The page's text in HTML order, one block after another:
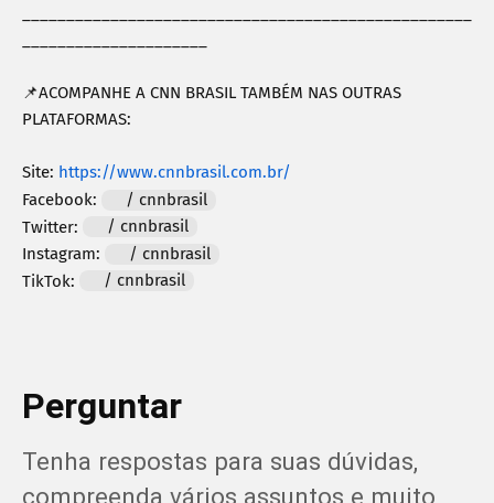
📌ACOMPANHE A CNN BRASIL TAMBÉM NAS OUTRAS
PLATAFORMAS:
Site: https://www.cnnbrasil.com.br/
Facebook:
/ cnnbrasil
Twitter:
/ cnnbrasil
Instagram:
/ cnnbrasil
TikTok:
/ cnnbrasil
Perguntar
Tenha respostas para suas dúvidas,
compreenda vários assuntos e muito